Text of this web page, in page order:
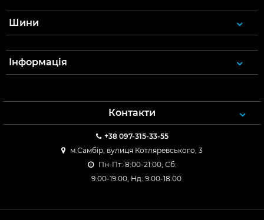
Шини
Інформація
Контакти
+38 097-315-33-55
м.Самбір, вулиця Котляревського, 3
Пн-Пт: 8:00-21:00, Сб:
9:00-19:00, Нд: 9:00-18:00